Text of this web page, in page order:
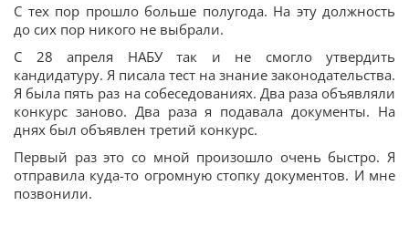
С тех пор прошло больше полугода. На эту должность
до сих пор никого не выбрали.
С 28 апреля НАБУ так и не смогло утвердить
кандидатуру. Я писала тест на знание законодательства.
Я была пять раз на собеседованиях. Два раза объявляли
конкурс заново. Два раза я подавала документы. На
днях был объявлен третий конкурс.
Первый раз это со мной произошло очень быстро. Я
отправила куда-то огромную стопку документов. И мне
позвонили.